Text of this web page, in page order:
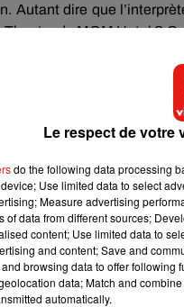
Autant dire que
TheaterduMGMHotel&
She appears to be
characters for
spectacle ENIGMA
le communiqué du
ne ressemble à rien de ce
Les défis peuvent
Le respect de votre
do the following data processing
Use limited data to select
Measure advertising
of data from different sources;
content; Use limited data to
and content; Save and
browsing data to offer
data; Match and
automatically.